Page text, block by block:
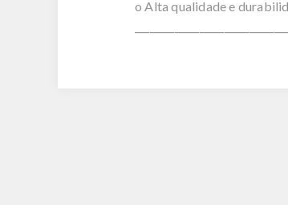
o Alta qualidade e